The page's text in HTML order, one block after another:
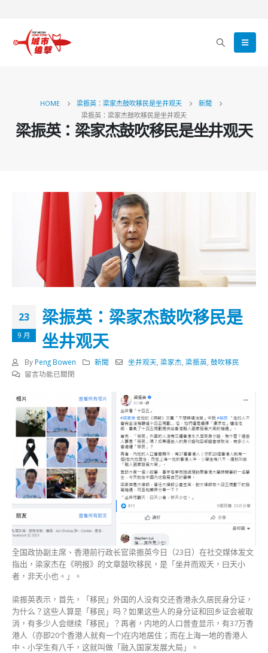
HOME 梁振英：梁家杰鼓吹移民是坐井观天
新聞
梁振英：梁家杰鼓吹移民是坐井观天
梁振英：梁家杰鼓吹移民是坐井观天
23
9 月
梁振英：梁家杰鼓吹移民是
坐井观天
By Peng Bowen 新聞 坐井观天,梁家杰,梁振英,鼓吹移民
在
振
英：
梁
家
杰
鼓
吹
移
民
是
坐
井
天〉
中
留言功能已關閉
全国政协副主席、香港前行政长官梁振英今日（23日）在社交媒体发文
指出，梁家杰在《明报》的文章鼓吹移民，是「坐井而观天，曰天小
者，非天小也。」。
梁振英表示，首先，「移民」外国的人没有交还香港永久居民身分证，
为什么？这些人算是「移民」吗？如果这些人的身分证和回乡证会被取
消，有多少人会继续「移民」？再者，内地的人口普查显示，有37万香
港人（亦即20个香港人就有一个)在内地居住；而在上海一地的香港人
中、小学生有八千，这就叫做「融入国家发展大局」。